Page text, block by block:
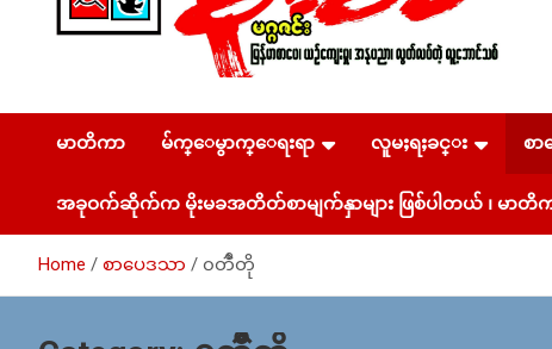
MoeMaKa Burmese
News & Media
ယ္ေရး – အမွတ္ ၂၅၄၊ ပထပ္၊ လမ္း ၄၀၊ ေက်ာက္တံတား၊ ရန္ကုန္။
(ဖုုံး – ၀၉ ၂၅၂ ၂၄၉ ၀၉၄ ၊ ၀၉ ၄၂၁ ၇၄၃ ၇၅၃ ၊ ၀၉ ၅၀၄ ၁၀ ၅၈)
ျဖန္႔ခ်ိေရး – ဆိပ္ကမ္းသာစာေပ – အမွတ္ ၁၃ / ၃၈ လမ္း။ ပ
လာဇာေစ်းသစ္ ။ ၀၉ ၇၈၆၈၃၇ ၃၀၅ / ၀၉ ၉၆၃၆၉၉၈၃၄
မာတိကာ မ်က္ေမွာက္ေရးရာ လူမႈရႈခင္း စာ
အခုဝက်ဆိုက်က မိုးမခအတိတ်စာမျက်နှာများ ဖြစ်ပါတယ် ၊ မာတိကာ
Home စာပေဒသာ ၀တၳဳတို